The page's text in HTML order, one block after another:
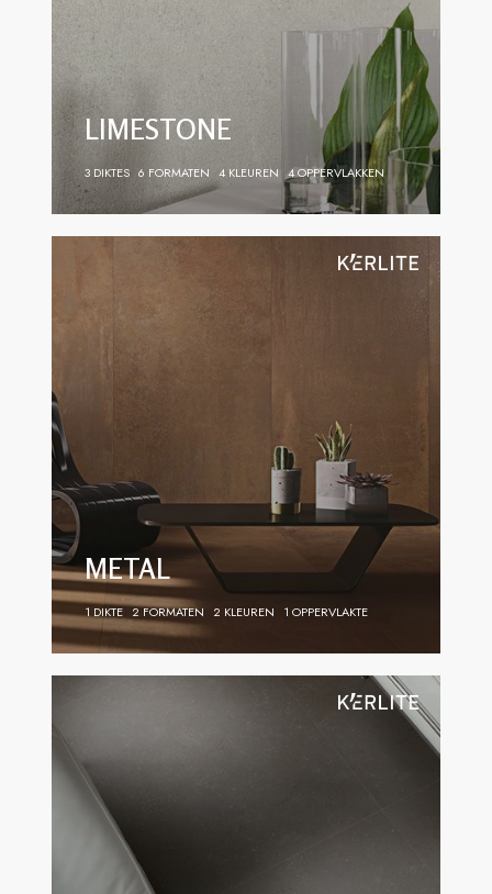
LIMESTONE
3 DIKTES 6 FORMATEN 4 KLEUREN 4 OPPERVLAKKEN
METAL
1 DIKTE 2 FORMATEN 2 KLEUREN 1 OPPERVLAKTE